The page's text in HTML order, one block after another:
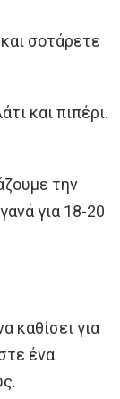
σοτάρετε
και πιπέρι.
την
για 18-20
καθίσει για
ένα